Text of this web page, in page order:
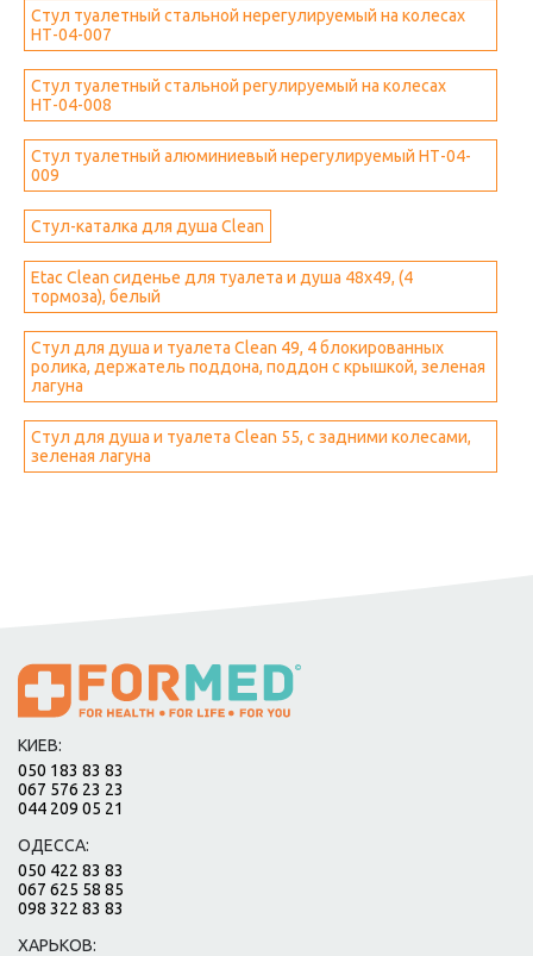
Стул туалетный стальной нерегулируемый на колесах
НТ-04-007
Стул туалетный стальной регулируемый на колесах
НТ-04-008
Стул туалетный алюминиевый нерегулируемый НТ-04-
009
Стул-каталка для душа Clean
Etac Clean сиденье для туалета и душа 48x49, (4
тормоза), белый
Стул для душа и туалета Clean 49, 4 блокированных
ролика, держатель поддона, поддон с крышкой, зеленая
лагуна
Стул для душа и туалета Clean 55, с задними колесами,
зеленая лагуна
КИЕВ:
050 183 83 83
067 576 23 23
044 209 05 21
ОДЕССА:
050 422 83 83
067 625 58 85
098 322 83 83
ХАРЬКОВ: